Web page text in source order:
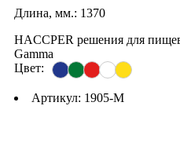
Длина, мм.: 1370
HACCPER решения для
Gamma
Цвет:
Артикул: 1905-M